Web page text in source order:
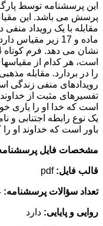
پرسش می باشد. این
ماده و 17 زیر
را در بردارد. مقابله
رویدادهای منفی زندگی
تفسیرهای مثبت از
است که خدا او را یاری
یک نوع رابطه اجتنابی و
باور است که خداوند او
مشخصات فایل
قالب فایل: pdf
تعداد سؤالات پرسشنامه:
روایی و پایایی: دارد